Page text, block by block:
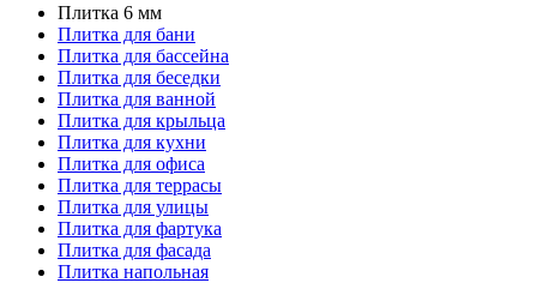
Плитка 6 мм
Плитка для бани
Плитка для бассейна
Плитка для беседки
Плитка для ванной
Плитка для крыльца
Плитка для кухни
Плитка для офиса
Плитка для террасы
Плитка для улицы
Плитка для фартука
Плитка для фасада
Плитка напольная